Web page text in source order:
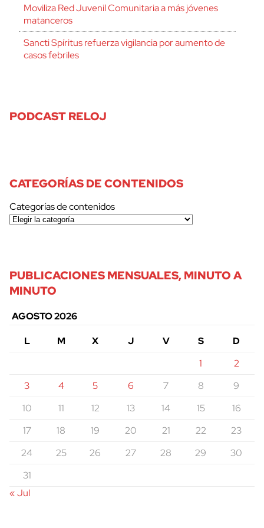
Moviliza Red Juvenil Comunitaria a más jóvenes
matanceros
Sancti Spíritus refuerza vigilancia por aumento de
casos febriles
PODCAST RELOJ
CATEGORÍAS DE CONTENIDOS
Categorías de contenidos
PUBLICACIONES MENSUALES, MINUTO A
MINUTO
AGOSTO 2026
L
M X J V S
D
1
2
3
4 5 6 7 8
9
10
11 12 13 14 15
16
17
18 19 20 21 22
23
24
25 26 27 28 29
30
31
« Jul